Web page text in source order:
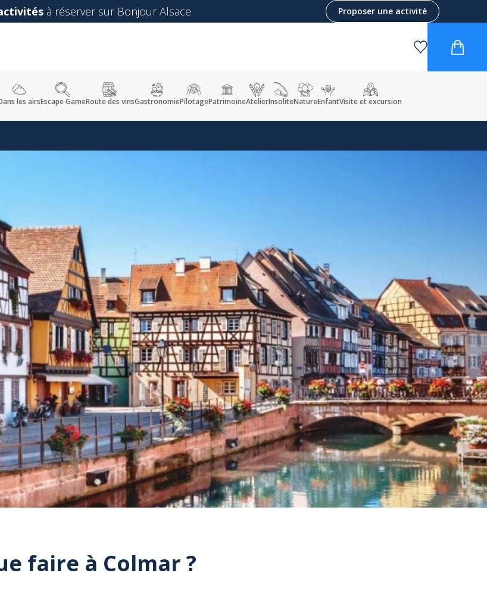
à réserver sur Bonjour Alsace Proposer une activité
les airsEscape GameRoute des vinsGastronomiePilotagePatrimoineAtelierInsoliteNatureEnfantVisite et excursion
faire à Colmar ?